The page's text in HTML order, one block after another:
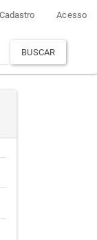
Cadastro Acesso
BUSCAR